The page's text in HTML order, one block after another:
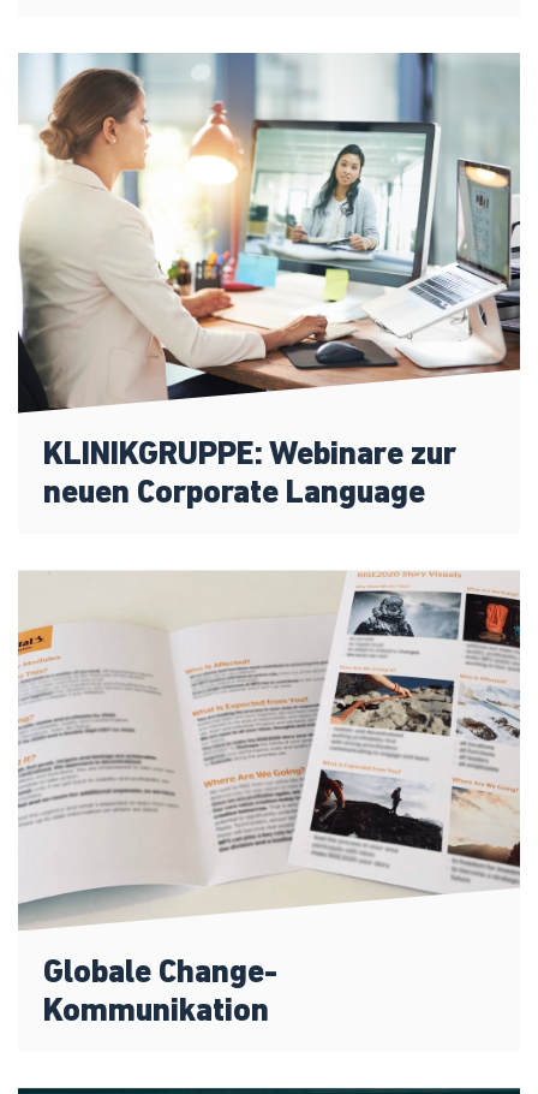
KLINIKGRUPPE: Webinare zur
neuen Corporate Language
Globale Change-
Kommunikation